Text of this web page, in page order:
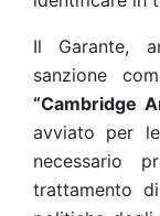
Il Garante,
sanzione
“Cambridge
avviato per
necessario
trattamento